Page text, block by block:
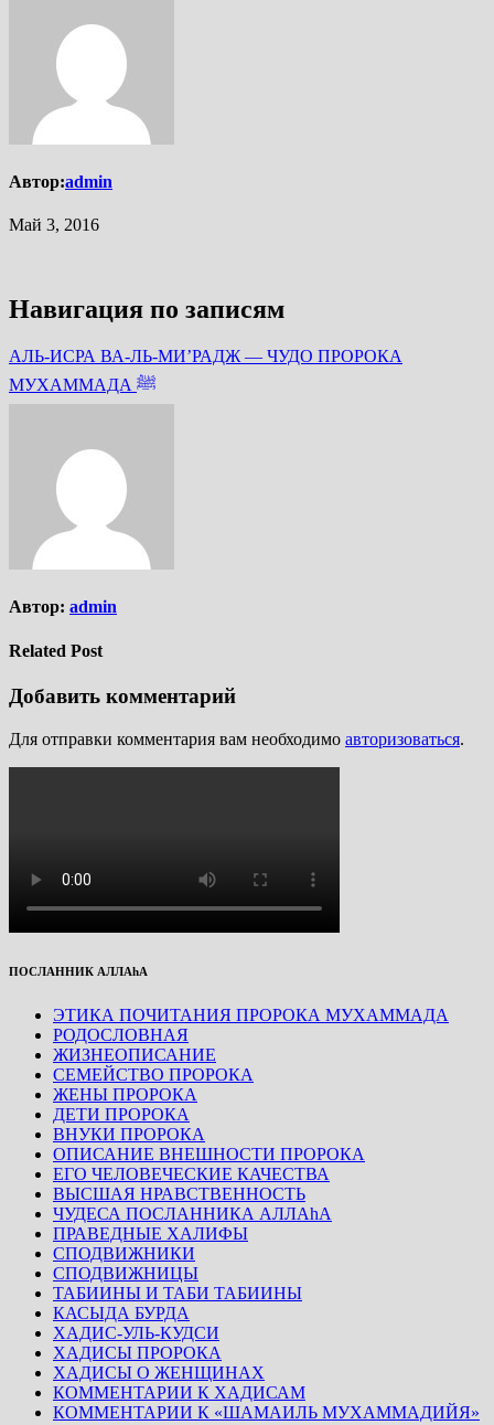
Автор:admin
Май 3, 2016
Навигация по записям
АЛЬ-ИСРА ВА-ЛЬ-МИ’РАДЖ — ЧУДО ПРОРОКА
МУХАММАДА ﷺ
Автор: admin
Related Post
Добавить комментарий
Для отправки комментария вам необходимо авторизоваться.
ПОСЛАННИК АЛЛАhА
ЭТИКА ПОЧИТАНИЯ ПРОРОКА МУХАММАДА
РОДОСЛОВНАЯ
ЖИЗНЕОПИСАНИЕ
СЕМЕЙСТВО ПРОРОКА
ЖЕНЫ ПРОРОКА
ДЕТИ ПРОРОКА
ВНУКИ ПРОРОКА
ОПИСАНИЕ ВНЕШНОСТИ ПРОРОКА
ЕГО ЧЕЛОВЕЧЕСКИЕ КАЧЕСТВА
ВЫСШАЯ НРАВСТВЕННОСТЬ
ЧУДЕСА ПОСЛАННИКА АЛЛАhА
ПРАВЕДНЫЕ ХАЛИФЫ
СПОДВИЖНИКИ
СПОДВИЖНИЦЫ
ТАБИИНЫ И ТАБИ ТАБИИНЫ
КАСЫДА БУРДА
ХАДИС-УЛЬ-КУДСИ
ХАДИСЫ ПРОРОКА
ХАДИСЫ О ЖЕНЩИНАХ
КОММЕНТАРИИ К ХАДИСАМ
КОММЕНТАРИИ К «ШАМАИЛЬ МУХАММАДИЙЯ»